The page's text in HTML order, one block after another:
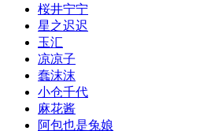
桜井宁宁
星之迟迟
玉汇
凉凉子
蠢沫沫
小仓千代
麻花酱
阿包也是兔娘